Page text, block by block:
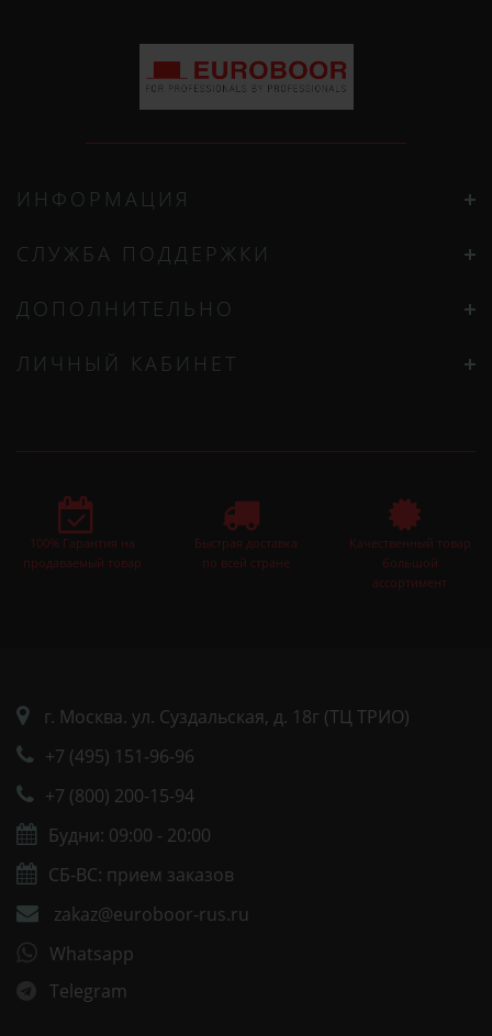
ИНФОРМАЦИЯ
СЛУЖБА ПОДДЕРЖКИ
ДОПОЛНИТЕЛЬНО
ЛИЧНЫЙ КАБИНЕТ
100% Гарантия на
продаваемый товар
Быстрая доставка
по всей стране
Качественный товар
большой
ассортимент
г. Москва. ул. Суздальская, д. 18г (ТЦ ТРИО)
+7 (495) 151-96-96
+7 (800) 200-15-94
Будни: 09:00 - 20:00
СБ-ВС: прием заказов
zakaz@euroboor-rus.ru
Whatsapp
Telegram